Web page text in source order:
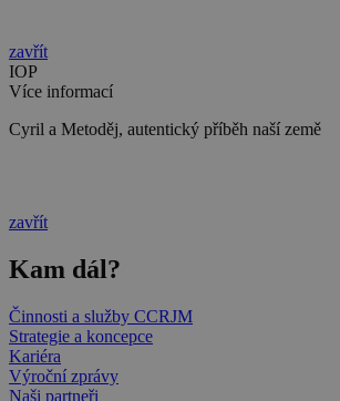
zavřít
IOP
Více informací
Cyril a Metoděj, autentický příběh naší země
zavřít
Kam dál?
Činnosti a služby CCRJM
Strategie a koncepce
Kariéra
Výroční zprávy
Naši partneři